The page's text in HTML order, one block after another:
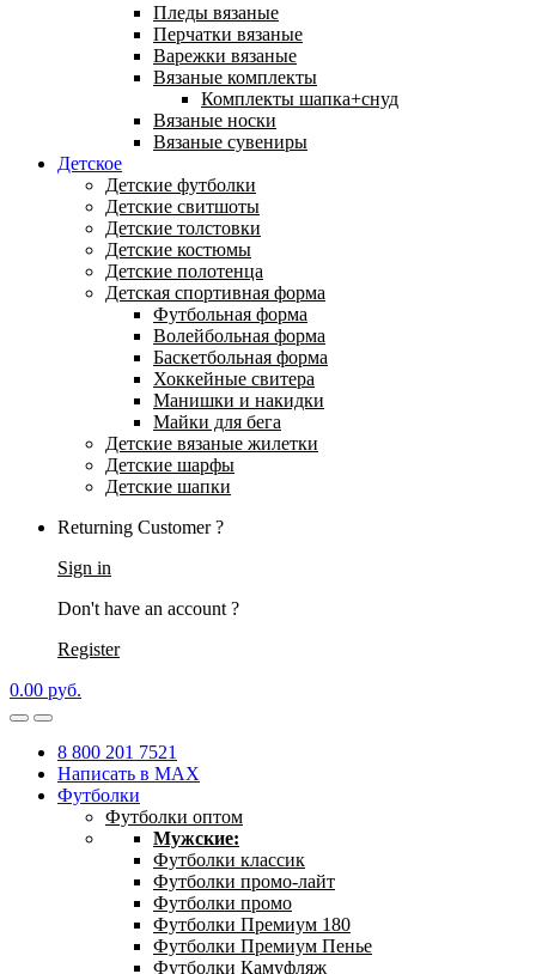
Пледы вязаные
Перчатки вязаные
Варежки вязаные
Вязаные комплекты
Комплекты шапка+снуд
Вязаные носки
Вязаные сувениры
Детское
Детские футболки
Детские свитшоты
Детские толстовки
Детские костюмы
Детские полотенца
Детская спортивная форма
Футбольная форма
Волейбольная форма
Баскетбольная форма
Хоккейные свитера
Манишки и накидки
Майки для бега
Детские вязаные жилетки
Детские шарфы
Детские шапки
Returning Customer ?
Sign in
Don't have an account ?
Register
0.00 руб.
8 800 201 7521
Написать в MAX
Футболки
Футболки оптом
Мужские:
Футболки классик
Футболки промо-лайт
Футболки промо
Футболки Премиум 180
Футболки Премиум Пенье
Футболки Камуфляж